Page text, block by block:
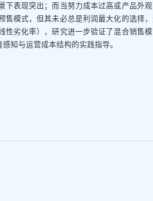
表现突出；而当努力成本过高或产品外观
模式，但其未必总是利润最大化的选择
劣化率），研究进一步验证了混合销售
知与运营成本结构的实践指导。